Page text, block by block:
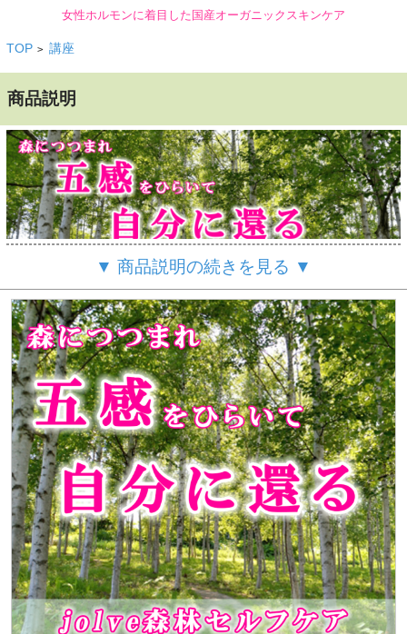
女性ホルモンに着目した国産オーガニックスキンケア
TOP > 講座
商品説明
自然の中に入り、
五感をひらいて、
本来の自分を取り戻しませんか？
「お客様をストレスから解放し、人生を愉しめるようにす
る」
活動を創業以来19年続けてきたjolveによる
セルフケアのワークショップです。
▼ 商品説明の続きを見る ▼